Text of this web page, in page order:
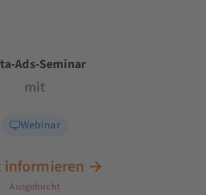
Ads-Seminar
mit
Webinar
informieren →
Ausgebucht